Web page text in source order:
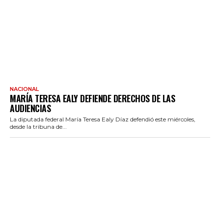
NACIONAL
MARÍA TERESA EALY DEFIENDE DERECHOS DE LAS
AUDIENCIAS
La diputada federal María Teresa Ealy Díaz defendió este miércoles,
desde la tribuna de...